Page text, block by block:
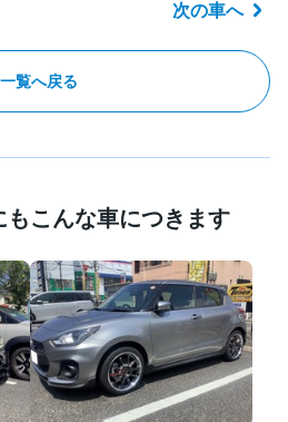
一覧へ戻る
次の車へ
もこんな車につきます